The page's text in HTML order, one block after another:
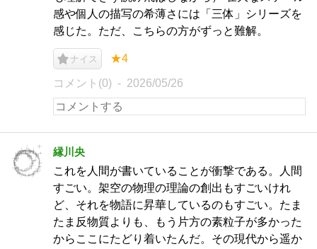
感や個人の描写の希薄さには「三体」シリーズを
感じた。ただ、こちらの方がずっと難解。
ナイス ★4
コメント(0) 2026/05/26
縁川央
これを人間が書いていることが衝撃である。人間
すごい。架空の物理の理論の創出もすごいけれ
ど、それを物語に昇華しているのもすごい。たま
たま反物質よりも、もう片方の素粒子が多かった
からここにたどり着いたんだ。その現代から遥か